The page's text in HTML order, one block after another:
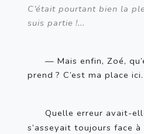
C’était pourtant bien la
suis partie !...
— Mais enfin, Zoé,
prend ? C’est ma place ici.
Quelle erreur avait-
s’asseyait toujours face